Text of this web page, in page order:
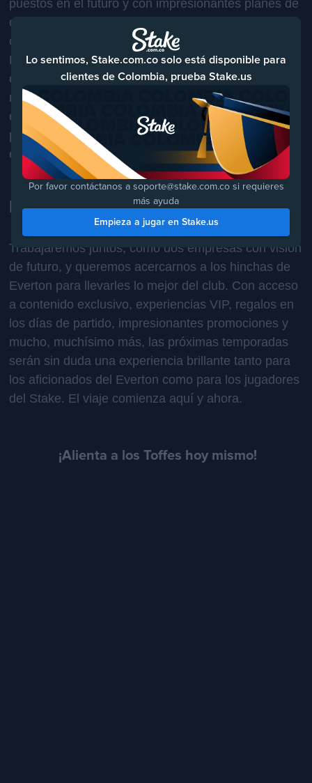
puestos en el futuro y con impresionantes planes de
crecimiento. Estamos muy contentos de asociarnos
con ellos en esta etapa de su trayectoria.
En Stake también vemos esta asociación como una
excelente unión de dos organizaciones de más alto
nivel, ambas con grandes ambiciones de convertirse
en las mejores en su campo, y haremos todo lo
posible para ayudar a Everton a alcanzar su objetivo
en las próximas temporadas.
Lo que vendrá
Trabajaremos juntos, como dos empresas con visión
de futuro, y queremos acercarnos a los hinchas de
Everton para llevarles lo mejor del club. Con acceso
a contenido exclusivo, experiencias VIP, regalos en
los días de partido, impresionantes promociones y
mucho, muchísimo más, las próximas temporadas
serán sin duda una experiencia brillante tanto para
los aficionados del Everton como para los jugadores
del Stake. El viaje comienza aquí y ahora.
¡Alienta a los Toffes hoy mismo!
Lo sentimos, Stake.com.co solo está disponible para
clientes de Colombia, prueba Stake.us
Por favor contáctanos a soporte@stake.com.co si requieres
más ayuda
Empieza a jugar en Stake.us